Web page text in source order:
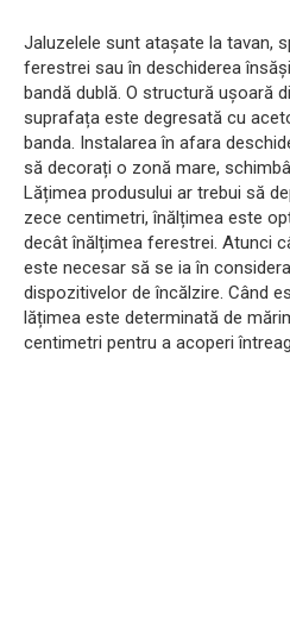
Jaluzelele sunt atașate la tavan,
ferestrei sau în deschiderea
bandă dublă. O structură ușoară
suprafața este degresată cu
banda. Instalarea în afara
să decorați o zonă mare,
Lățimea produsului ar trebui să
zece centimetri, înălțimea este
decât înălțimea ferestrei. Atunci
este necesar să se ia în
dispozitivelor de încălzire. Când
lățimea este determinată de
centimetri pentru a acoperi